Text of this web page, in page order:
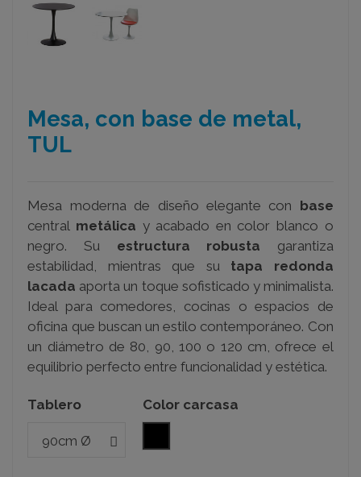
Mesa, con base de metal,
TUL
Mesa moderna de diseño elegante con base
central metálica y acabado en color blanco o
negro. Su estructura robusta garantiza
estabilidad, mientras que su tapa redonda
lacada aporta un toque sofisticado y minimalista.
Ideal para comedores, cocinas o espacios de
oficina que buscan un estilo contemporáneo. Con
un diámetro de 80, 90, 100 o 120 cm, ofrece el
equilibrio perfecto entre funcionalidad y estética.
Tablero
Color carcasa